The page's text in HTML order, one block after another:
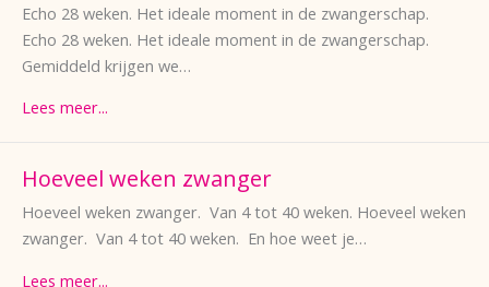
Echo 28 weken. Het ideale moment in de zwangerschap.
Echo 28 weken. Het ideale moment in de zwangerschap.
Gemiddeld krijgen we…
Lees meer...
Hoeveel weken zwanger
Hoeveel weken zwanger. Van 4 tot 40 weken. Hoeveel weken
zwanger. Van 4 tot 40 weken. En hoe weet je…
Lees meer...